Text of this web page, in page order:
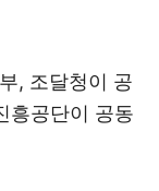
, 조달청이 공
흥공단이 공동